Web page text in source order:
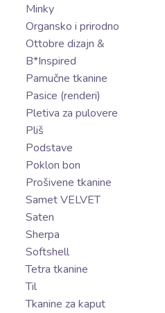
Minky
Organsko i prirodno
Ottobre dizajn &
B*Inspired
Pamučne tkanine
Pasice (renderi)
Pletiva za pulovere
Pliš
Podstave
Poklon bon
Prošivene tkanine
Samet VELVET
Saten
Sherpa
Softshell
Tetra tkanine
Til
Tkanine za kaput